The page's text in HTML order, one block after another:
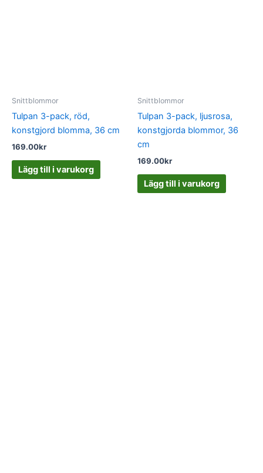
Snittblommor
Tulpan 3-pack, röd,
konstgjord blomma, 36 cm
169.00kr
Lägg till i varukorg
Snittblommor
Tulpan 3-pack, ljusrosa,
konstgjorda blommor, 36
cm
169.00kr
Lägg till i varukorg